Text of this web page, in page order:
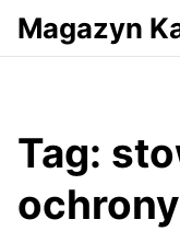
Przejdź do serwisu
Magazyn
Tag: